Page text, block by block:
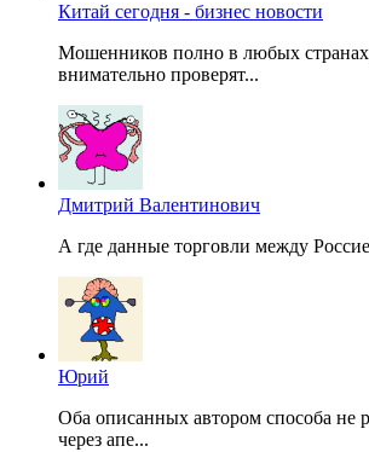
Китай сегодня - бизнес новости
Мошенников полно в любых
внимательно проверят...
Дмитрий Валентинович
А где данные торговли между
Юрий
Оба описанных автором способа не
через апе...